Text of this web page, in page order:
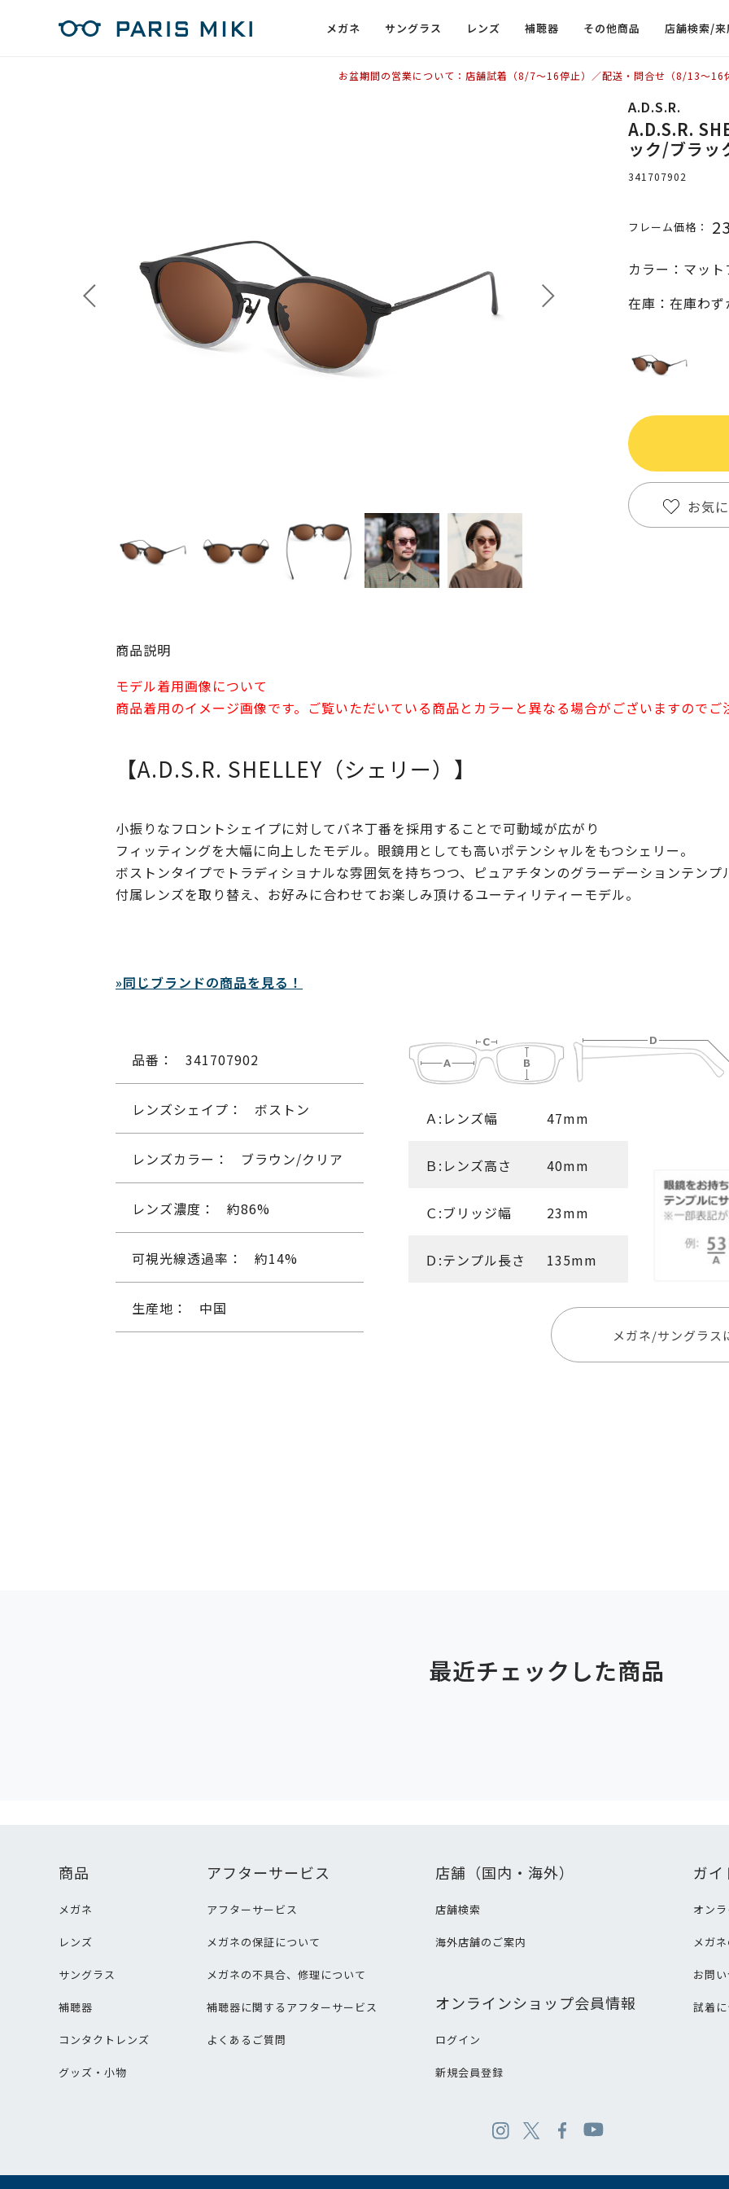
メガネ サングラス レンズ 補聴器 その他商品 店舗検索/
お盆期間の営業について：店舗試着（8/7〜16停止）／配送・問合せ（8/13〜16
A.D.S.R.
A.D.S.R.
ック/ブラッ
341707902
フレーム価格：
カラー：マッ
在庫：在庫わず
お気
商品説明
モデル着用画像について
商品着用のイメージ画像です。ご覧いただいている商品とカラーと異なる場合がございますのでご
【A.D.S.R. SHELLEY（シェリー）】
小振りなフロントシェイプに対してバネ丁番を採用することで可動域が広がり
フィッティングを大幅に向上したモデル。眼鏡用としても高いポテンシャルをもつシェリー。
ボストンタイプでトラディショナルな雰囲気を持ちつつ、ピュアチタンのグラーデーションテン
付属レンズを取り替え、お好みに合わせてお楽しみ頂けるユーティリティーモデル。
»同じブランドの商品を見る！
品番： 341707902
レンズシェイプ： ボストン
レンズカラー： ブラウン/クリア
レンズ濃度： 約86%
可視光線透過率： 約14%
生産地： 中国
Ａ:レンズ幅 47mm
Ｂ:レンズ高さ 40mm
Ｃ:ブリッジ幅 23mm
Ｄ:テンプル長さ 135mm
メガネ/サングラス
最近チェックした商品
商品
メガネ
レンズ
サングラス
補聴器
コンタクトレンズ
グッズ・小物
アフターサービス
アフターサービス
メガネの保証について
メガネの不具合、修理について
補聴器に関するアフターサービス
よくあるご質問
店舗（国内・海外）
店舗検索
海外店舗のご案内
オンラインショップ会員情報
ログイン
新規会員登録
ガイ
オン
メガ
お問
試着